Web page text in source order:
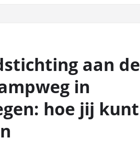
aan de
in
hoe jij kunt